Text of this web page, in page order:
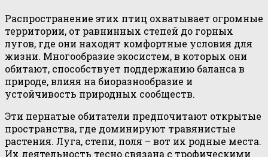
Распространение этих птиц охватывает огромные
территории, от равнинных степей до горных
лугов, где они находят комфортные условия для
жизни. Многообразие экосистем, в которых они
обитают, способствует поддержанию баланса в
природе, влияя на биоразнообразие и
устойчивость природных сообществ.
Эти пернатые обитатели предпочитают открытые
пространства, где доминируют травянистые
растения. Луга, степи, поля – вот их родные места.
Их деятельность тесно связана с трофическими